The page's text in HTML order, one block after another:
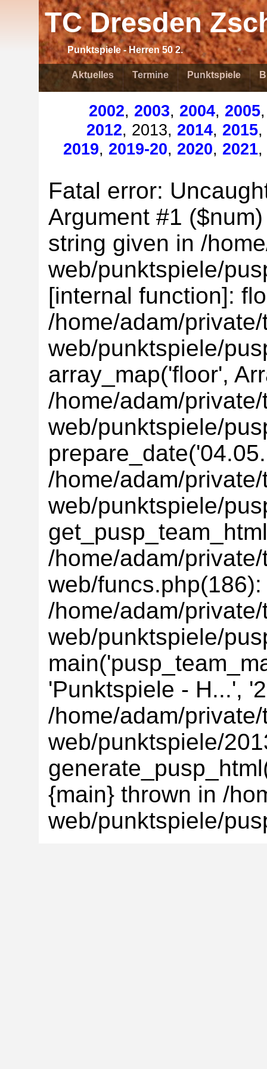
TC Dresden
Punktspiele - Herren 50 2.
Aktuelles Termine Punktspiele
2002, 2003, 2004, 2005
2012, 2013, 2014, 2015,
2019, 2019-20, 2020, 2021,
Fatal error:
Argument #1
string given in /
web/punktspiele/
[internal function]:
/home/adam/
web/punktspiele/
array_map('floor',
/home/adam/
web/punktspiele/
/home/adam/
web/punktspiele/
/home/adam/
web/
/home/adam/
web/punktspiele/
'Punktspiele - H...',
/home/adam/
web/punktspiele/
{main} thrown in /
web/punktspiele/